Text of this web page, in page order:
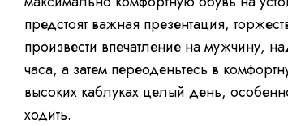
предстоят важная презентация,
произвести впечатление на мужчину,
часа, а затем переоденьтесь в
высоких каблуках целый день,
ходить.